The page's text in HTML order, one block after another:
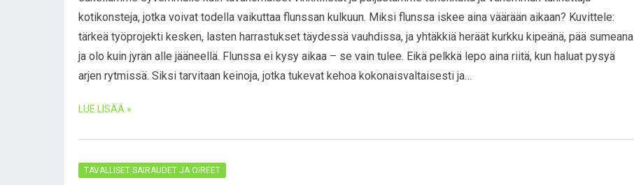
kotikonsteja, jotka voivat todella vaikuttaa flunssan kulkuun. Miksi flunssa iskee aina väärään aikaan? Kuvittele:
tärkeä työprojekti kesken, lasten harrastukset täydessä vauhdissa, ja yhtäkkiä heräät kurkku kipeänä, pää sumeana
ja olo kuin jyrän alle jääneellä. Flunssa ei kysy aikaa – se vain tulee. Eikä pelkkä lepo aina riitä, kun haluat pysyä
arjen rytmissä. Siksi tarvitaan keinoja, jotka tukevat kehoa kokonaisvaltaisesti ja…
LUE LISÄÄ »
TAVALLISET SAIRAUDET JA OIREET